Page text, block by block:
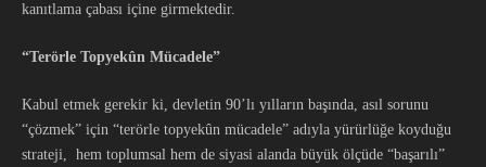
kanıtlama çabası içine girmektedir.
“Terörle Topyekûn Mücadele”
Kabul etmek gerekir ki, devletin 90’lı yılların başında, asıl sorunu
“çözmek” için “terörle topyekûn mücadele” adıyla yürürlüğe koyduğu
strateji, hem toplumsal hem de siyasi alanda büyük ölçüde “başarılı”